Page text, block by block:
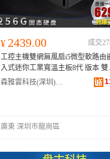
¥ 2439.00
成交
工控主機雙網無風扇i5微型軟路由
入式迷你工業寬溫主板8代 版本 雙
3-4012Y/4G/32G、雙串I3-4012Y/4
、雙串
0Y/4 G/64G、雙串I5-4200Y/4
、雙串I5-
雙串I5-5200U/8G/128G、雙串I7-
森雅雲科技(深圳)有限公司
廣東 深圳市龍崗區